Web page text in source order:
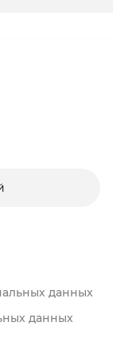
данных
данных